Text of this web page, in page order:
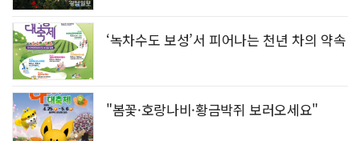
‘녹차수도 보성’서 피어나는 천년 차의 약속
"봄꽃·호랑나비·황금박쥐 보러오세요"